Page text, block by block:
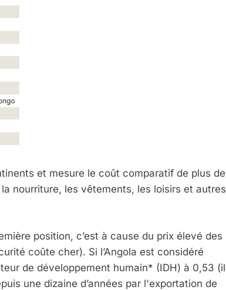
et mesure le coût comparatif de plus de
nourriture, les vêtements, les loisirs et autres
position, c’est à cause du prix élevé des
coûte cher). Si l’Angola est considéré
de développement humain* (IDH) à 0,53 (il
une dizaine d’années par l'exportation de